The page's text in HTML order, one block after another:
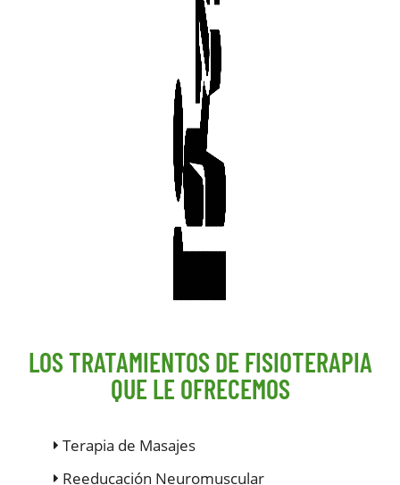
LOS TRATAMIENTOS DE FISIOTERAPIA
QUE LE OFRECEMOS
Terapia de Masajes
Reeducación Neuromuscular